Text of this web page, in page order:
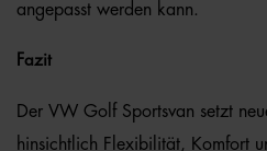
angepasst werden kann.
Fazit
Der VW Golf Sportsvan setzt
hinsichtlich Flexibilität, Komfort